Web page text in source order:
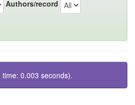
Authors/record
0.003 seconds).